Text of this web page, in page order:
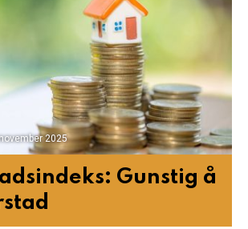
2025
Gunstig å